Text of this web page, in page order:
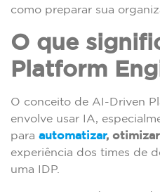
como preparar sua
O que
Platform
O conceito de AI-Driven
envolve usar IA,
para automatizar,
experiência dos times de
uma IDP.